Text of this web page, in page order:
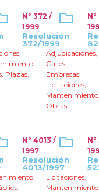
Nº 372 /
1999
Resolución
372/1999
,
,
, Plazas,
Adjudicaciones,
Calles,
Empresas,
Licitaciones,
Mantenimiento
Obras,
Nº 4013 /
1997
Resolución
4013/1997
,
,
Licitaciones,
Mantenimiento